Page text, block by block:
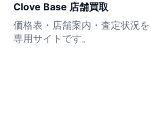
Clove Base 店舗買取
価格表・店舗案内・査定状況
専用サイトです。